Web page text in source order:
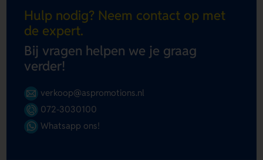
Hulp nodig? Neem contact op met
de expert.
Bij vragen helpen we je graag
verder!
verkoop@aspromotions.nl
072-3030100
Whatsapp ons!